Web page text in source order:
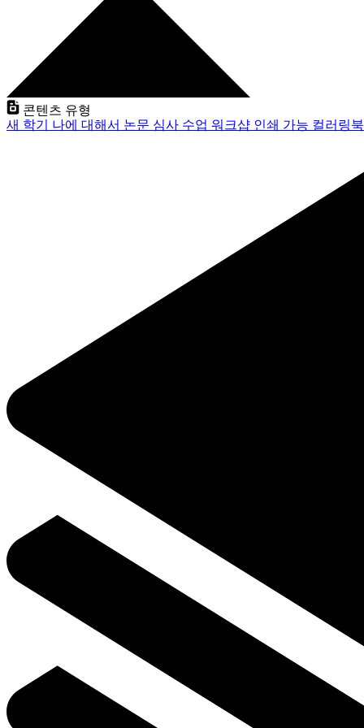
콘텐츠 유형
새 학기 나에 대해서 논문 심사 수업 워크샵 인쇄 가능 컬러링북